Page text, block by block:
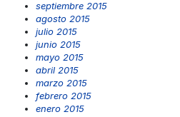
septiembre 2015
agosto 2015
julio 2015
junio 2015
mayo 2015
abril 2015
marzo 2015
febrero 2015
enero 2015